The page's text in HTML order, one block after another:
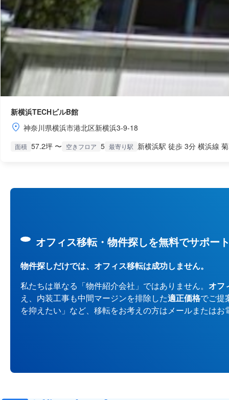
新横浜TECHビルB館
神奈川県横浜市港北区新横浜3-9-18
面積 57.2坪 〜 空きフロア 5 最寄り駅 新横浜駅 徒歩 3分 横浜線
オフィス移転・物件探しを無料でサポー
物件探しだけでは、オフィス移転は成功しません。
私たちは単なる「物件紹介会社」ではありません。 オフ
え、内装工事も中間マージンを排除した適正価格でご提
を抑えたい」など、移転をお考えの方はメールまたは